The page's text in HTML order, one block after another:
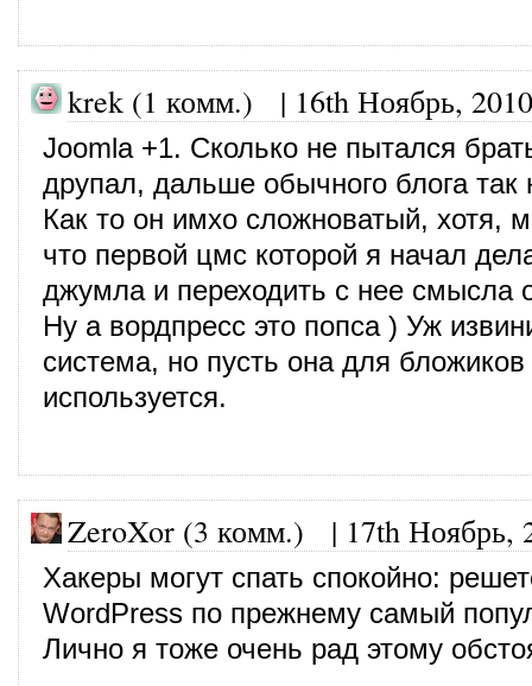
krek (1 комм.) | 16th Ноябрь, 2010
Joomla +1. Сколько не пытался
друпал, дальше обычного блога так
Как то он имхо сложноватый, хотя,
что первой цмс которой я начал
джумла и переходить с нее смысла
Ну а вордпресс это попса ) Уж
система, но пусть она для бложиков
используется.
ZeroXor (3 комм.) | 17th Ноябрь,
Хакеры могут спать спокойно:
WordPress по прежнему самый
Лично я тоже очень рад этому